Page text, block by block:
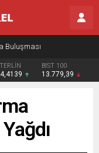
Buluşması
BIST 100
13.779,39